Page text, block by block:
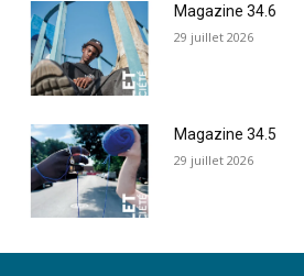
Magazine 34.6
29 juillet 2026
Magazine 34.5
29 juillet 2026